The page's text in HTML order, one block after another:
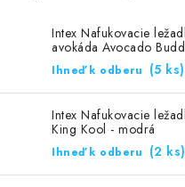
Intex Nafukovacie
avokáda Avocado
Ihneď k odberu (5 ks)
Intex Nafukovacie
King Kool - modrá
Ihneď k odberu (2 ks)